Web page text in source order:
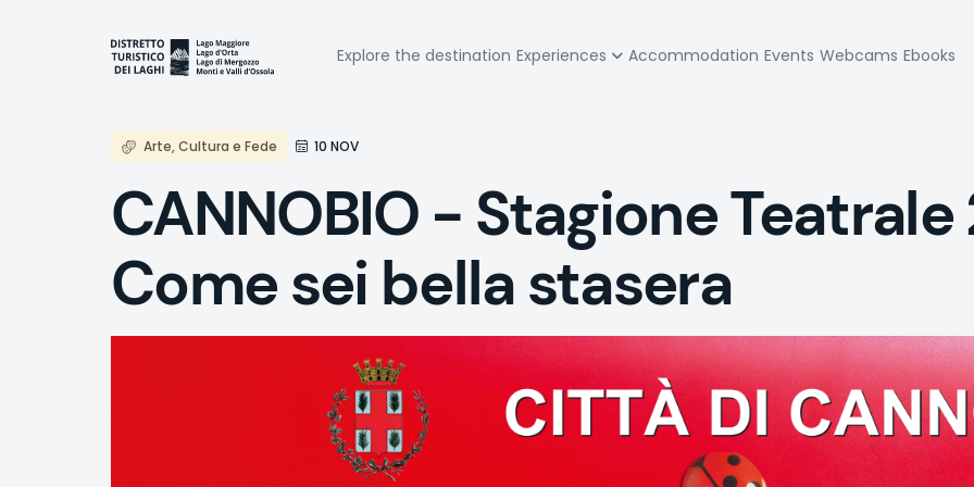
Navigazione
principale
Explore the destination Experiences Accommodation Events Webcams Ebooks
Arte, Cultura e Fede 10 NOV
CANNOBIO - Stagione
Come sei bella stasera